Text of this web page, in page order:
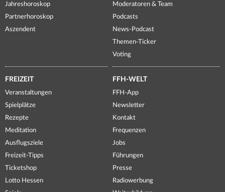
Jahreshoroskop
Partnerhoroskop
Aszendent
Moderatoren & Team
Podcasts
News-Podcast
Themen-Ticker
Voting
FREIZEIT
Veranstaltungen
Spielplätze
Rezepte
Meditation
Ausflugsziele
Freizeit-Tipps
Ticketshop
Lotto Hessen
FFH-WELT
FFH-App
Newsletter
Kontakt
Frequenzen
Jobs
Führungen
Presse
Radiowerbung